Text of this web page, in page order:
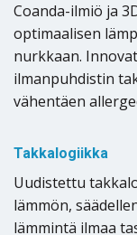
Coanda-ilmiö ja
optimaalisen
nurkkaan.
ilmanpuhdistin
vähentäen
Takkalogiikka
Uudistettu
lämmön,
lämmintä ilmaa